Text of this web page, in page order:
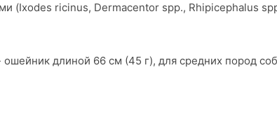
(Ixodes ricinus, Dermacentor spp., Rhipicephalus
длиной 66 см (45 г), для средних пород